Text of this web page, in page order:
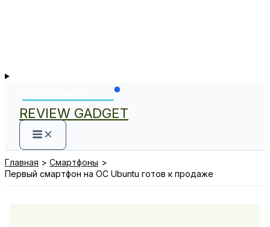
REVIEW GADGET
Главная
Смартфоны
Первый смартфон на ОС Ubuntu готов к продаже